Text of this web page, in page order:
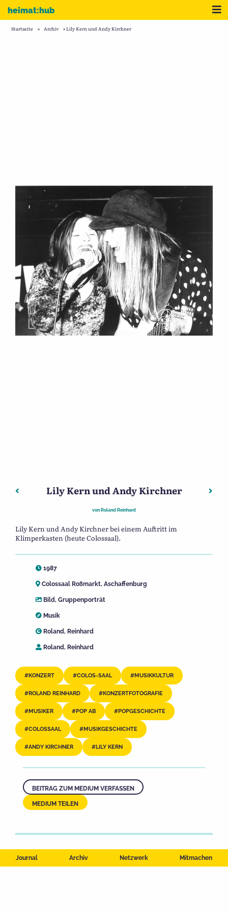
Zum Inhalt
heimat:hub
Journal Archiv Netzwerk Mitmachen
Startseite » Archiv »Lily Kern und Andy Kirchner
Beitragsnavigation
Vorheriger: Steffi Weber
Lily Kern und Andy Kirchner
von Roland Reinhard
Lily Kern und Andy Kirchner bei einem Auftritt im
Klimperkasten (heute Colossaal).
1987
Colossaal Roßmarkt, Aschaffenburg
Bild, Gruppenporträt
Musik
Roland, Reinhard
Roland, Reinhard
KONZERT COLOS-SAAL MUSIKKULTUR
ROLAND REINHARD KONZERTFOTOGRAFIE
MUSIKER POP AB POPGESCHICHTE
COLOSSAAL MUSIKGESCHICHTE
ANDY KIRCHNER LILY KERN
BEITRAG ZUM MEDIUM VERFASSEN
MEDIUM TEILEN